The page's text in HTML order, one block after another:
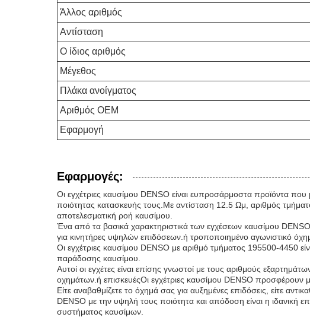
Άλλος αριθμός
Αντίσταση
Ο ίδιος αριθμός
Μέγεθος
Πλάκα ανοίγματος
Αριθμός OEM
Εφαρμογή
Εφαρμογές:
Οι εγχέτριες καυσίμου DENSO είναι ευπροσάρμοστα προϊόντα
ποιότητας κατασκευής τους.Με αντίσταση 12.5 Ωμ, αριθμός
αποτελεσματική ροή καυσίμου.
Ένα από τα βασικά χαρακτηριστικά των εγχέσεων καυσίμου
για κινητήρες υψηλών επιδόσεων.ή τροποποιημένο αγωνιστικό
Οι εγχέτριες καυσίμου DENSO με αριθμό τμήματος 195500-4450
παράδοσης καυσίμου.
Αυτοί οι εγχέτες είναι επίσης γνωστοί με τους αριθμούς
οχημάτων.ή επισκευέςΟι εγχέτριες καυσίμου DENSO
Είτε αναβαθμίζετε το όχημά σας για αυξημένες επιδόσεις, είτε
DENSO με την υψηλή τους ποιότητα και απόδοση είναι η ιδανική
συστήματος καυσίμων.